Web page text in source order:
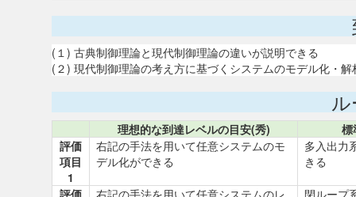
(１) 古典制御理論と現代制御理論の違いが説明できる
(２) 現代制御理論の考え方に基づくシステムのモデル化・
理想的な到達レベルの目安(秀)
標
評価
項目
1
右記の手法を用いて任意システムのモ
デル化ができる
多入出力
きる
評価
右記の手法を用いて任意システムのレ
閉ループ